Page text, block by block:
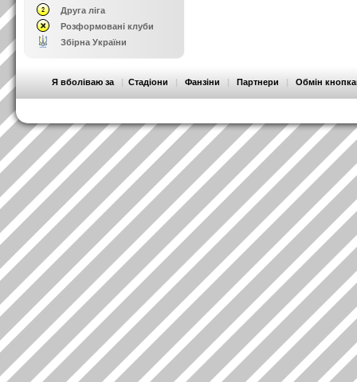
Друга ліга
Розформовані клуби
Збірна України
Я вболіваю за | Стадіони | Фанзіни | Партнери | Обмін